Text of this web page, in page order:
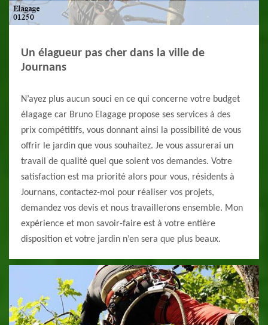
Un élagueur pas cher dans la ville de
Journans
N’ayez plus aucun souci en ce qui concerne votre budget
élagage car Bruno Elagage propose ses services à des
prix compétitifs, vous donnant ainsi la possibilité de vous
offrir le jardin que vous souhaitez. Je vous assurerai un
travail de qualité quel que soient vos demandes. Votre
satisfaction est ma priorité alors pour vous, résidents à
Journans, contactez-moi pour réaliser vos projets,
demandez vos devis et nous travaillerons ensemble. Mon
expérience et mon savoir-faire est à votre entière
disposition et votre jardin n’en sera que plus beaux.